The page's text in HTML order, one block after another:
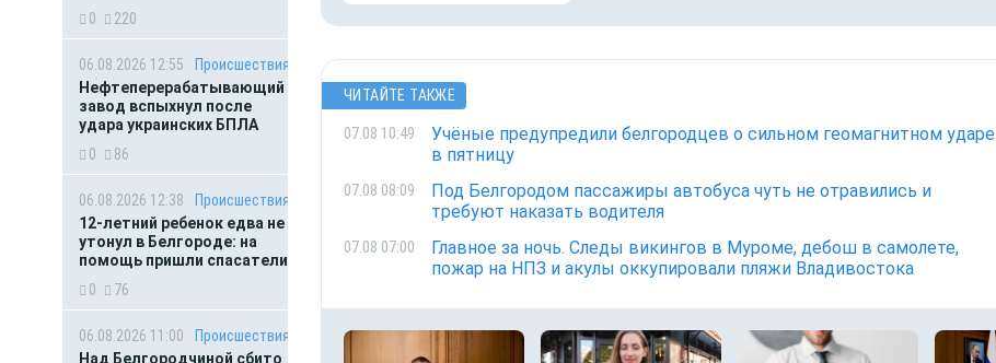
0
220
06.08.2026 12:55
Происшествия
Нефтеперерабатывающий
завод вспыхнул после
удара украинских БПЛА
0
86
06.08.2026 12:38
Происшествия
12-летний ребенок едва не
утонул в Белгороде: на
помощь пришли спасатели
0
76
06.08.2026 11:00
Происшествия
Над Белгородчиной сбито
ЧИТАЙТЕ ТАКЖЕ
07.08 10:49
Учёные предупредили белгородцев о сильном геомагнитном ударе
в пятницу
07.08 08:09
Под Белгородом пассажиры автобуса чуть не отравились и
требуют наказать водителя
07.08 07:00
Главное за ночь. Следы викингов в Муроме, дебош в самолете,
пожар на НПЗ и акулы оккупировали пляжи Владивостока